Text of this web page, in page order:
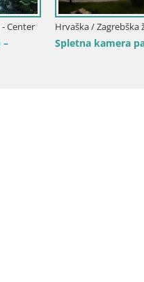
/ Zagreb - Center
Držićeve
Hrvaška /
Trg Bana